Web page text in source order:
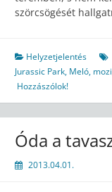
szörcsögését
Helyzetjelentés
Jurassic Park, Meló, mozi
Hozzászólok!
Óda a
2013.04.01.